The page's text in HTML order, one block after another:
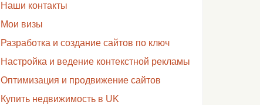
Наши контакты
Мои визы
Разработка и создание сайтов по ключ
Настройка и ведение контекстной рекламы
Оптимизация и продвижение сайтов
Купить недвижимость в UK